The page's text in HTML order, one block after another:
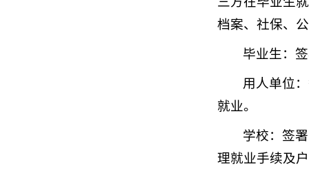
档案、社保、
毕业生：
用人单位
就业。
学校：签
理就业手续及